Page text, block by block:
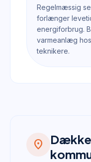
Regelmæssig
forlænger
energiforbrug.
varmeanlæg
teknikere.
location_on